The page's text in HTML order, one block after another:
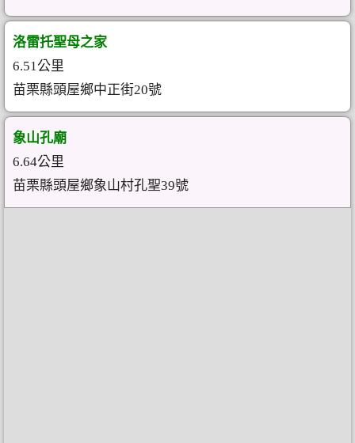
洛雷托聖母之家
6.51公里
苗栗縣頭屋鄉中正街20號
象山孔廟
6.64公里
苗栗縣頭屋鄉象山村孔聖39號